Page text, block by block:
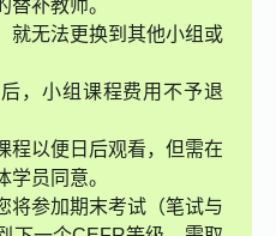
替补教师。
就无法更换到其他小组或
，小组课程费用不予退
程以便日后观看，但需在
学员同意。
将参加期末考试（笔试与